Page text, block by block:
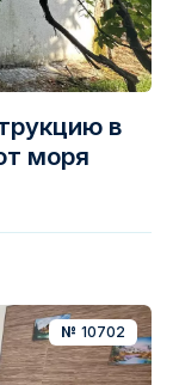
в
моря
№ 10702